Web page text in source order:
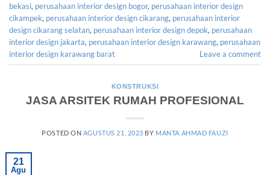
bekasi, perusahaan interior design bogor, perusahaan interior design
cikampek, perusahaan interior design cikarang, perusahaan interior
design cikarang selatan, perusahaan interior design depok, perusahaan
interior design jakarta, perusahaan interior design karawang, perusahaan
interior design karawang barat
Leave a comment
KONSTRUKSI
JASA ARSITEK RUMAH PROFESIONAL
POSTED ON AGUSTUS 21, 2023 BY MANTA AHMAD FAUZI
21
Agu